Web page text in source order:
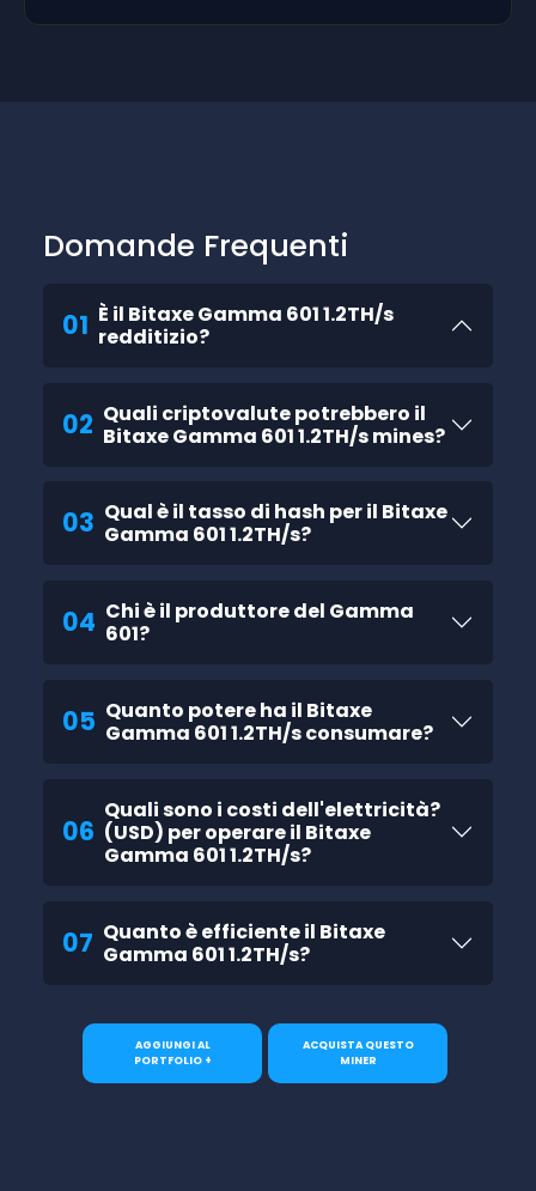
Domande Frequenti
01 È il Bitaxe Gamma 601 1.2TH/s
redditizio?
02 Quali criptovalute potrebbero il
Bitaxe Gamma 601 1.2TH/s mines?
03 Qual è il tasso di hash per il Bitaxe
Gamma 601 1.2TH/s?
04 Chi è il produttore del Gamma
601?
05 Quanto potere ha il Bitaxe
Gamma 601 1.2TH/s consumare?
06
Quali sono i costi dell'elettricità?
(USD) per operare il Bitaxe
Gamma 601 1.2TH/s?
07 Quanto è efficiente il Bitaxe
Gamma 601 1.2TH/s?
AGGIUNGI AL
PORTFOLIO +
ACQUISTA QUESTO
MINER